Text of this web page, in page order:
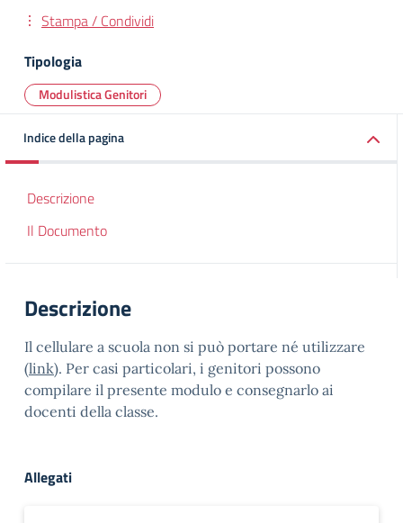
Stampa / Condividi
Tipologia
Modulistica Genitori
Indice della pagina
Descrizione
Il Documento
Descrizione
Il cellulare a scuola non si può portare né utilizzare
(link). Per casi particolari, i genitori possono
compilare il presente modulo e consegnarlo ai
docenti della classe.
Allegati